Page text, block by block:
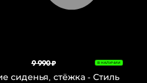
9 990 ₽ В НАЛИЧИИ
сиденья, стёжка - Стиль